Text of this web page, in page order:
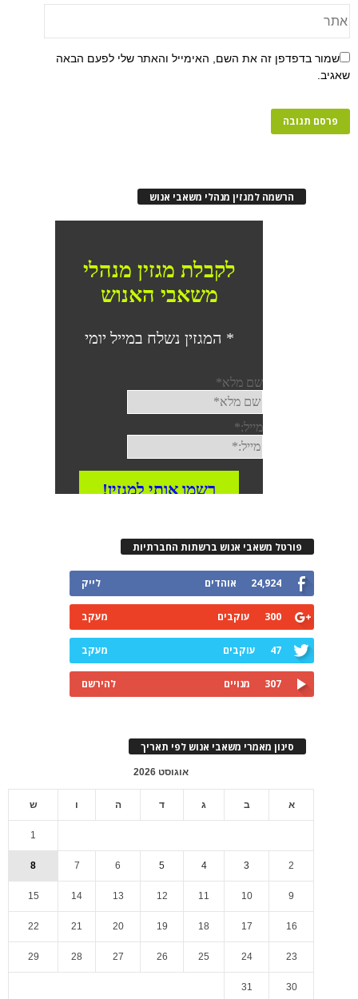
שמור בדפדפן זה את השם, האימייל והאתר שלי לפעם הבאה
שאגיב.
הרשמה למגזין מנהלי משאבי אנוש
פורטל משאבי אנוש ברשתות החברתיות
24,924 אוהדים לייק
300 עוקבים מעקב
47 עוקבים מעקב
307 מנויים להירשם
סינון מאמרי משאבי אנוש לפי תאריך
אוגוסט 2026
א ב ג ד ה ו ש
1
2
3
4
5
6
7
8
9
10
11
12
13
14
15
16
17
18
19
20
21
22
23
24
25
26
27
28
29
30
31